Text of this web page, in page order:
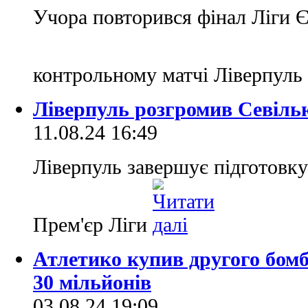
Учора повторився фінал Ліги
контрольному матчі Ліверпуль
Ліверпуль розгромив
11.08.24 16:49
Ліверпуль завершує
Прем'єр Ліги
Атлетико купив другого
30 мільйонів